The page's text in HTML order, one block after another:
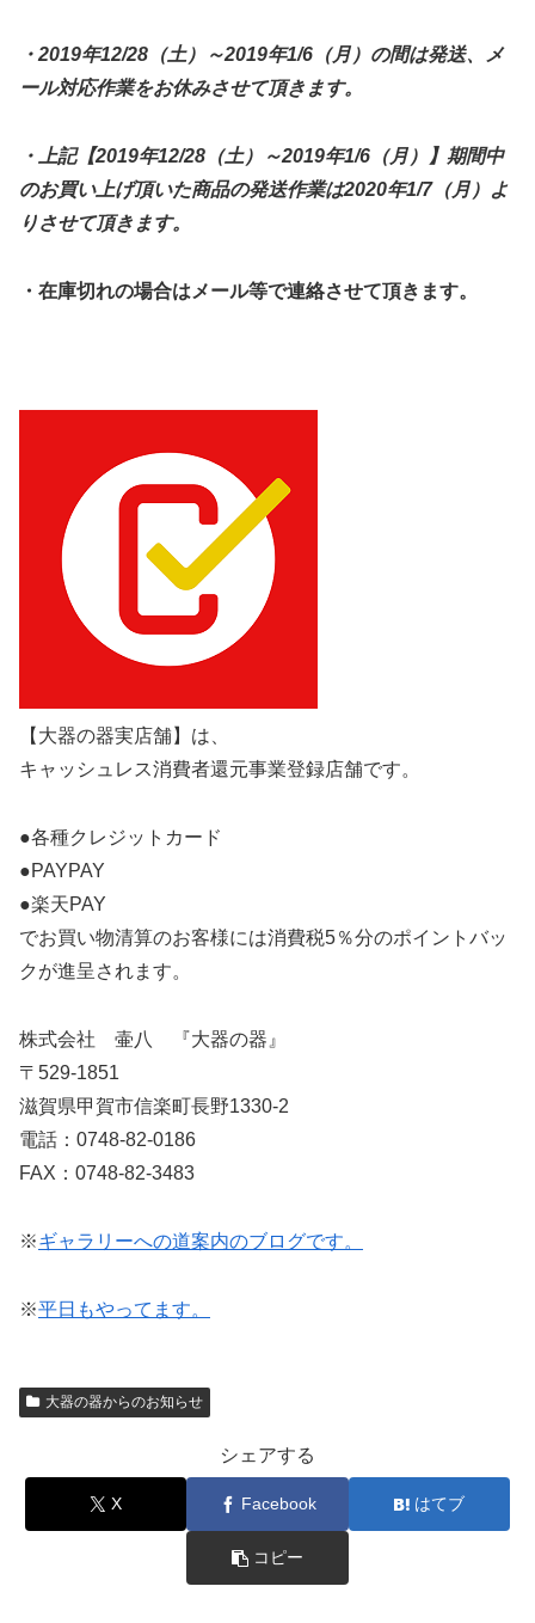
・2019年12/28（土）～2019年1/6（月）の間は発送、メ
ール対応作業をお休みさせて頂きます。
・上記【2019年12/28（土）～2019年1/6（月）】期間中
のお買い上げ頂いた商品の発送作業は2020年1/7（月）よ
りさせて頂きます。
・在庫切れの場合はメール等で連絡させて頂きます。
【大器の器実店舗】は、
キャッシュレス消費者還元事業登録店舗です。
●各種クレジットカード
●PAYPAY
●楽天PAY
でお買い物清算のお客様には消費税5％分のポイントバッ
クが進呈されます。
株式会社 壷八 『大器の器』
〒529-1851
滋賀県甲賀市信楽町長野1330-2
電話：0748-82-0186
FAX：0748-82-3483
※ギャラリーへの道案内のブログです。
※平日もやってます。
大器の器からのお知らせ
シェアする
X Facebook はてブ
コピー